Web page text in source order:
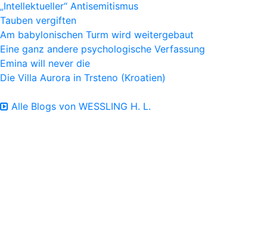
„Intellektueller“ Antisemitismus
Tauben vergiften
Am babylonischen Turm wird weitergebaut
Eine ganz andere psychologische Verfassung
Emina will never die
Die Villa Aurora in Trsteno (Kroatien)
Alle Blogs von WESSLING H. L.